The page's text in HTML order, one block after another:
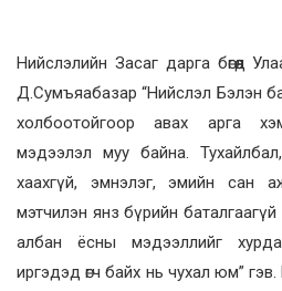
Нийслэлийн Засаг дарга бөгөөд
Д.Сумъяабазар “Нийслэл Бэлэн
холбоотойгоор авах арга
мэдээлэл муу байна.
хаахгүй, эмнэлэг, эмийн сан
мэтчилэн янз бүрийн
албан ёсны мэдээллийг
иргэдэд өгч байх нь чухал юм”